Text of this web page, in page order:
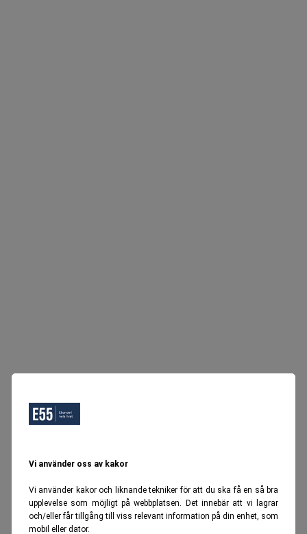
Vi använder oss av kakor
Vi använder kakor och liknande tekniker för att du ska få en så bra
upplevelse som möjligt på webbplatsen. Det innebär att vi lagrar
och/eller får tillgång till viss relevant information på din enhet, som
mobil eller dator.